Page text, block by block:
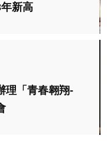
新高
理「青春翱翔-